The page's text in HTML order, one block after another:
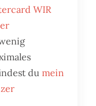
WIR
dumein